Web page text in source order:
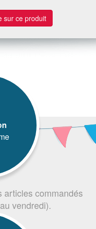
sur ce produit
articles commandés
vendredi).